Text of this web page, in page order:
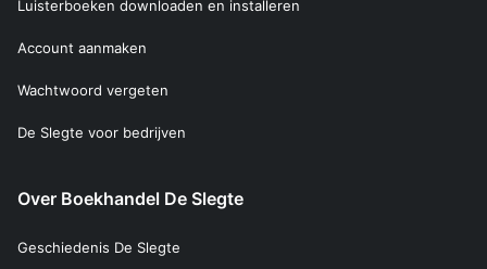
Luisterboeken downloaden en installeren
Account aanmaken
Wachtwoord vergeten
De Slegte voor bedrijven
Over Boekhandel De Slegte
Geschiedenis De Slegte